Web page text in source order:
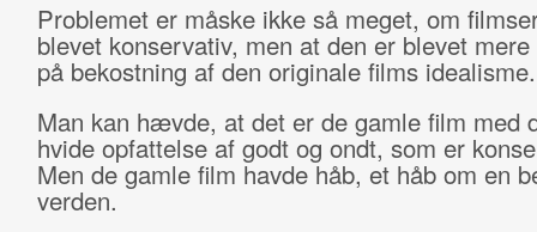
Problemet er måske ikke så meget, om
blevet konservativ, men at den er blevet
på bekostning af den originale films idealisme.
Man kan hævde, at det er de gamle film med
hvide opfattelse af godt og ondt, som er
Men de gamle film havde håb, et håb om en
verden.